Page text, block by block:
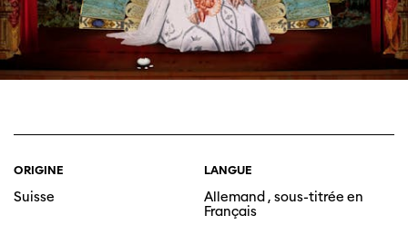
ORIGINE
Suisse
LANGUE
Allemand , sous-titrée en
Français